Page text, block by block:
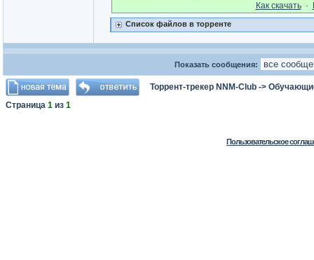
Как cкачать·
Список файлов в торренте
Показать сообщения:
Торрент-трекер NNM-Club ->
Страница 1 из 1
Пользовательское